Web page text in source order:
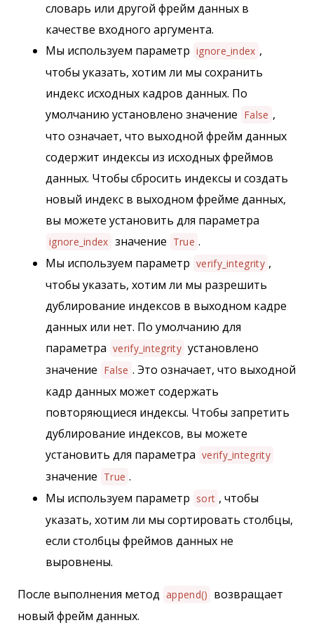
словарь или другой фрейм данных в
качестве входного аргумента.
Мы используем параметр ignore_index ,
чтобы указать, хотим ли мы сохранить
индекс исходных кадров данных. По
умолчанию установлено значение False ,
что означает, что выходной фрейм данных
содержит индексы из исходных фреймов
данных. Чтобы сбросить индексы и создать
новый индекс в выходном фрейме данных,
вы можете установить для параметра
ignore_index значение True .
Мы используем параметр verify_integrity ,
чтобы указать, хотим ли мы разрешить
дублирование индексов в выходном кадре
данных или нет. По умолчанию для
параметра verify_integrity установлено
значение False . Это означает, что выходной
кадр данных может содержать
повторяющиеся индексы. Чтобы запретить
дублирование индексов, вы можете
установить для параметра verify_integrity
значение True .
Мы используем параметр sort , чтобы
указать, хотим ли мы сортировать столбцы,
если столбцы фреймов данных не
выровнены.
После выполнения метод append() возвращает
новый фрейм данных.